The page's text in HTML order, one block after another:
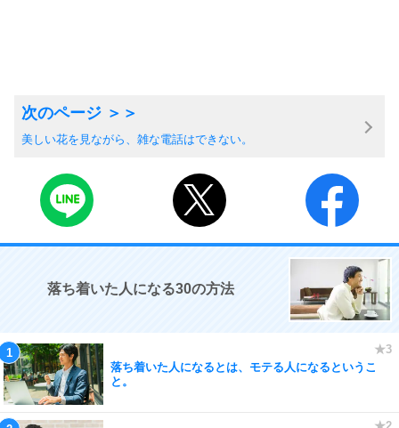
美しい花を見ながら、雑な電話はできない。
落ち着いた人になる30の方法
落ち着いた人になるとは、モテる人になるというこ
と。